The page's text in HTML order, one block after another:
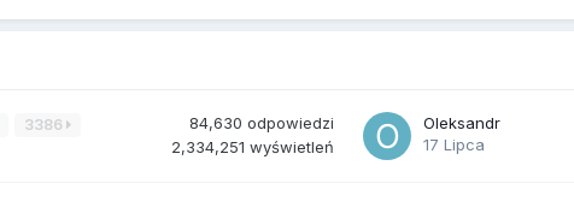
3386 84,630 odpowiedzi
2,334,251 wyświetleń
Oleksandr
17 Lipca